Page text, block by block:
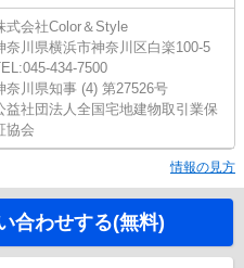
式会社Color＆Style
奈川県横浜市神奈川区白楽100-5
434-7500
奈川県知事 (4) 第27526号
益社団法人全国宅地建物取引業保
協会
情報の見方
合わせする(無料)